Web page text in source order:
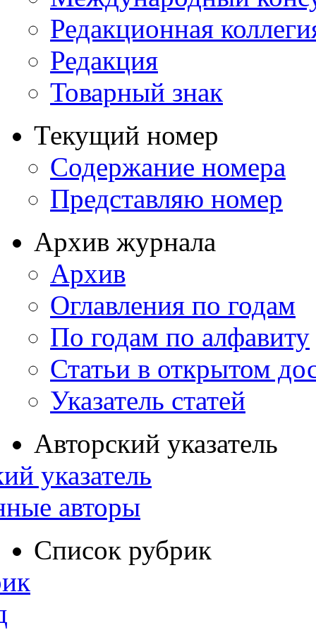
Редакционная
Редакция
Товарный знак
Текущий номер
Содержание номера
Представляю номер
Архив журнала
Архив
Оглавления по годам
По годам по алфавиту
Статьи в открытом
Указатель статей
Авторский указатель
указатель
авторы
Список рубрик